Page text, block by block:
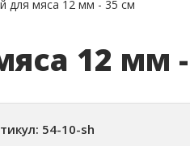
для мяса 12 мм - 35 см
12 мм
54-10-sh